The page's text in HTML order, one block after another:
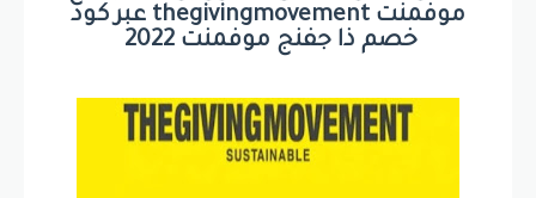
موفمنت thegivingmovement عبر كود
خصم ذا جفنج موفمنت 2022